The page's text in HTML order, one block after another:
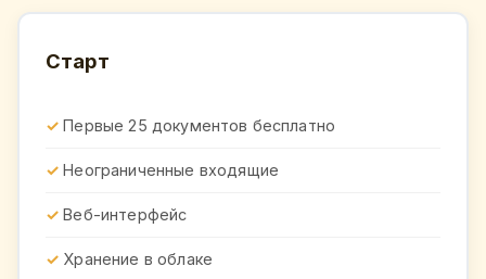
Старт
Первые 25 документов бесплатно
Неограниченные входящие
Веб-интерфейс
Хранение в облаке